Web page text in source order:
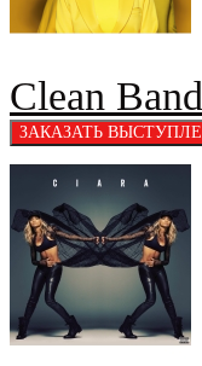
Clean